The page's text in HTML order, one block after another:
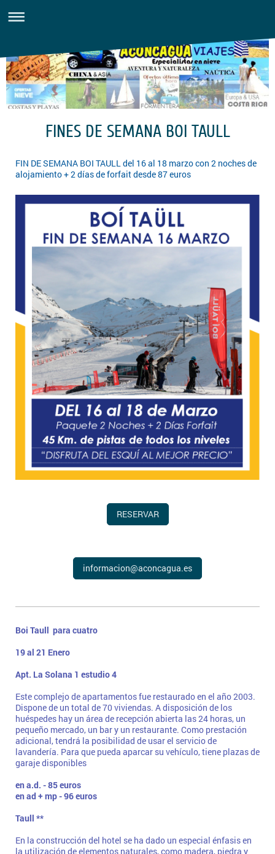
FINES DE SEMANA BOI TAULL
FIN DE SEMANA BOI TAULL del 16 al 18 marzo con 2 noches de
alojamiento + 2 días de forfait desde 87 euros
RESERVAR
informacion@aconcagua.es
Boi Taull para cuatro
19 al 21 Enero
Apt. La Solana 1 estudio 4
Este complejo de apartamentos fue restaurado en el año 2003.
Dispone de un total de 70 viviendas. A disposición de los
huéspedes hay un área de recepción abierta las 24 horas, un
pequeño mercado, un bar y un restaurante. Como prestación
adicional, tendrá la posibilidad de usar el servicio de
lavandería. Para que pueda aparcar su vehículo, tiene plazas de
garaje disponibles
en a.d. - 85 euros
en ad + mp - 96 euros
Taull **
En la construcción del hotel se ha dado un especial énfasis en
la utilización de elementos naturales, como madera, piedra y